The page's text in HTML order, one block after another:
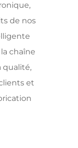
de nos
chaîne
qualité,
et